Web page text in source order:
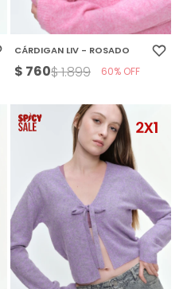
CÁRDIGAN LIV - ROSADO
$ 760$1.899 60